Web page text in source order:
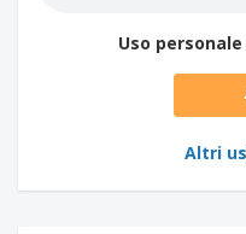
Uso
Altri